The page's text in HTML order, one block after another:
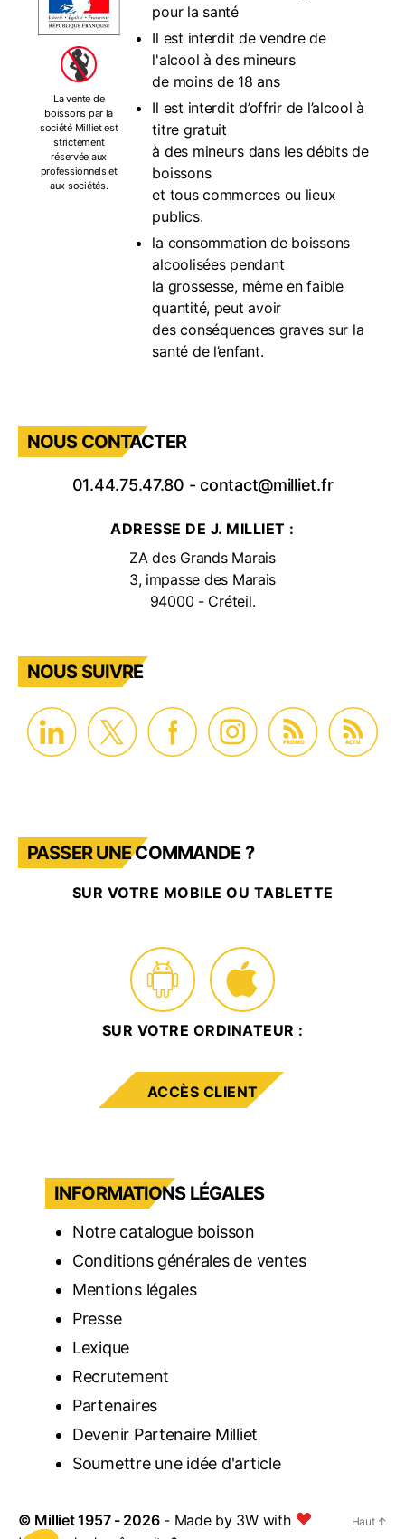
La vente de
boissons par la
société Milliet est
strictement
réservée aux
professionnels et
aux sociétés.
pour la santé
Il est interdit de vendre de
l'alcool à des mineurs
de moins de 18 ans
Il est interdit d’offrir de l’alcool à
titre gratuit
à des mineurs dans les débits de
boissons
et tous commerces ou lieux
publics.
la consommation de boissons
alcoolisées pendant
la grossesse, même en faible
quantité, peut avoir
des conséquences graves sur la
santé de l’enfant.
NOUS CONTACTER
01.44.75.47.80 -contact@milliet.fr
ADRESSE DE J. MILLIET :
ZA des Grands Marais
3, impasse des Marais
94000 - Créteil.
NOUS SUIVRE
PROMO ACTU
PASSER UNE COMMANDE ?
SUR VOTRE MOBILE OU TABLETTE
SUR VOTRE ORDINATEUR :
ACCÈS CLIENT
INFORMATIONS LÉGALES
Notre catalogue boisson
Conditions générales de ventes
Mentions légales
Presse
Lexique
Recrutement
Partenaires
Devenir Partenaire Milliet
Soumettre une idée d'article
© Milliet1957 - 2026- Made by 3W with Haut ↑